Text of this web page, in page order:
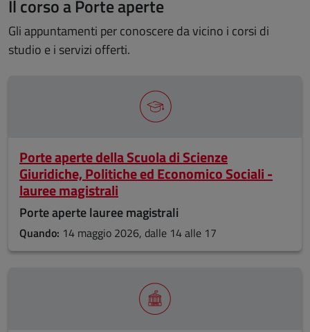
Il corso a Porte aperte
Gli appuntamenti per conoscere da vicino i corsi di
studio e i servizi offerti.
Porte aperte della Scuola di Scienze
Giuridiche, Politiche ed Economico Sociali -
lauree magistrali
Porte aperte lauree magistrali
Quando: 14 maggio 2026, dalle 14 alle 17